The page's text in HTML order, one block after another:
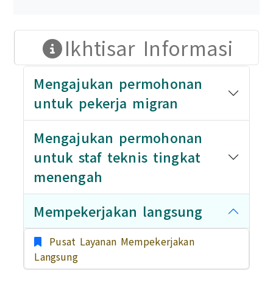
Ikhtisar Informasi
Mengajukan permohonan
untuk pekerja migran
Mengajukan permohonan
untuk staf teknis tingkat
menengah
Mempekerjakan langsung
Pusat Layanan Mempekerjakan
Langsung